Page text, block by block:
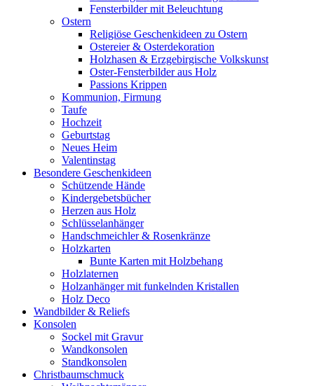
Fensterbilder mit Beleuchtung
Ostern
Religiöse Geschenkideen zu Ostern
Ostereier & Osterdekoration
Holzhasen & Erzgebirgische Volkskunst
Oster-Fensterbilder aus Holz
Passions Krippen
Kommunion, Firmung
Taufe
Hochzeit
Geburtstag
Neues Heim
Valentinstag
Besondere Geschenkideen
Schützende Hände
Kindergebetsbücher
Herzen aus Holz
Schlüsselanhänger
Handschmeichler & Rosenkränze
Holzkarten
Bunte Karten mit Holzbehang
Holzlaternen
Holzanhänger mit funkelnden Kristallen
Holz Deco
Wandbilder & Reliefs
Konsolen
Sockel mit Gravur
Wandkonsolen
Standkonsolen
Christbaumschmuck